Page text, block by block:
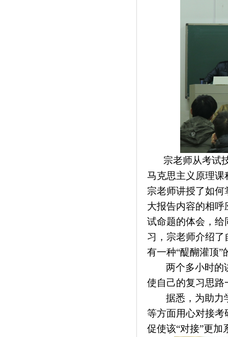
宗老师从考试
马克思主义原理课
宗老师讲授了如何
大报告内容的相呼
试命题的体会 ， 给
习 ， 宗老师介绍了
有一种“醍醐灌顶”
两个多小时的
使自己的复习思路
据悉，为助力
等方面用心对接考
促使该“对接”更加